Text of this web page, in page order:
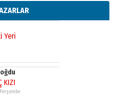
Yeri
KIZI